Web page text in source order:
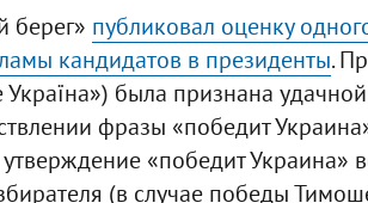
берег» публиковал оценку
кандидатов в президенты.
была признана удачной
фразы «победит
«победит Украина»
(в случае победы